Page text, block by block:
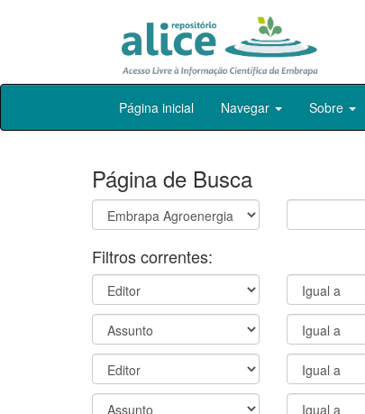
Skip
Página inicial Navegar Sobre
Página de Busca
Filtros correntes: